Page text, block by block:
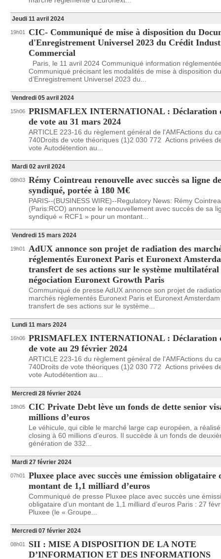
Jeudi 11 avril 2024
19h01
CIC- Communiqué de mise à disposition du
d'Enregistrement Universel 2023 du Crédit
Commercial
Paris, le 11 avril 2024 Communiqué information
Communiqué précisant les modalités de mise à disposition
d’Enregistrement Universel 2023 du...
Vendredi 05 avril 2024
15h06 PRISMAFLEX INTERNATIONAL : Déclaration
de vote au 31 mars 2024
ARTICLE 223-16 du règlement général de l'AMFActions du
740Droits de vote théoriques (1)2 030 772 Actions privées
vote Autodétention au...
Mardi 02 avril 2024
08h03 Rémy Cointreau renouvelle avec succès sa ligne
syndiqué, portée à 180 M€
PARIS--(BUSINESS WIRE)--Regulatory News: Rémy
(Paris:RCO) annonce le renouvellement avec succès de sa
syndiqué « RCF1 » pour un montant...
Vendredi 15 mars 2024
19h01
AdUX annonce son projet de radiation des
réglementés Euronext Paris et Euronext
transfert de ses actions sur le système multilatéral
négociation Euronext Growth Paris
Communiqué de presse AdUX annonce son projet de
marchés réglementés Euronext Paris et Euronext
transfert de ses actions sur le système...
Lundi 11 mars 2024
16h06 PRISMAFLEX INTERNATIONAL : Déclaration
de vote au 29 février 2024
ARTICLE 223-16 du règlement général de l'AMFActions du
740Droits de vote théoriques (1)2 030 772 Actions privées
vote Autodétention au...
Mercredi 28 février 2024
18h05
CIC Private Debt lève un fonds de dette senior
millions d’euros
Le véhicule, qui cible le marché large cap européen, a
closing à 60 millions d’euros. Il succède à un fonds de
génération de 332...
Mardi 27 février 2024
07h01
Pluxee place avec succès une émission obligataire
montant de 1,1 milliard d’euros
Communiqué de presse Pluxee place avec succès une
obligataire d’un montant de 1,1 milliard d’euros Paris : 27
Pluxee (le « Groupe...
Mercredi 07 février 2024
08h01
SII : MISE A DISPOSITION DE LA NOTE
D’INFORMATION ET DES INFORMATIONS